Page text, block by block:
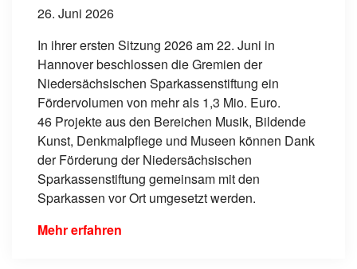
26. Juni 2026
In ihrer ersten Sitzung 2026 am 22. Juni in
Hannover beschlossen die Gremien der
Niedersächsischen Sparkassenstiftung ein
Fördervolumen von mehr als 1,3 Mio. Euro.
46 Projekte aus den Bereichen Musik, Bildende
Kunst, Denkmalpflege und Museen können Dank
der Förderung der Niedersächsischen
Sparkassenstiftung gemeinsam mit den
Sparkassen vor Ort umgesetzt werden.
Mehr erfahren